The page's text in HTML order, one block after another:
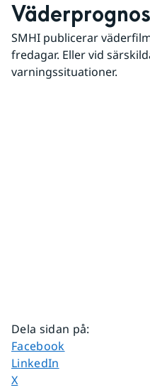
Väderprognos
SMHI publicerar
fredagar. Eller vid
varningssituationer.
Dela sidan på:
Dela sidan på
Facebook
Dela sidan på
LinkedIn
Dela sidan på
X